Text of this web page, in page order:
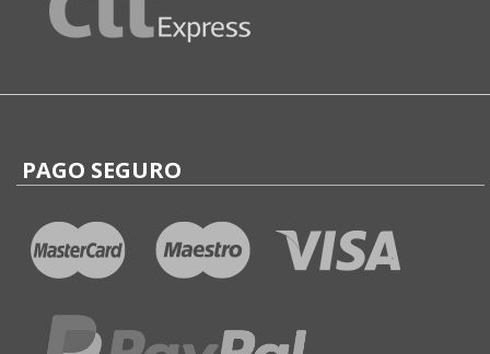
PAGO SEGURO